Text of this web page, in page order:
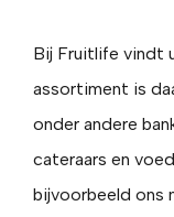
Bij Fruitlife vindt
assortiment is
onder andere
cateraars en
bijvoorbeeld ons